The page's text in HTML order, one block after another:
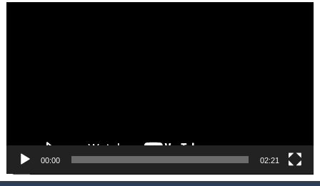
00:00 02:21